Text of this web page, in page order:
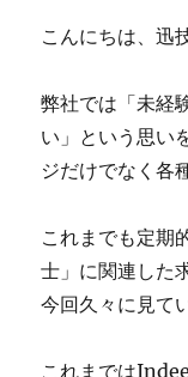
こんにちは、迅
弊社では「未経
い」という思い
ジだけでなく各
これまでも定期
士」に関連した
今回久々に見て
これまでは